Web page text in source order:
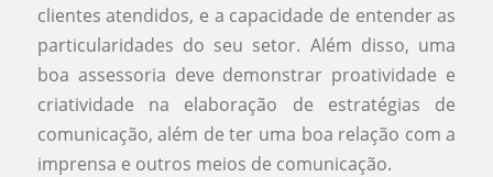
clientes atendidos, e a capacidade de entender as
particularidades do seu setor. Além disso, uma
boa assessoria deve demonstrar proatividade e
criatividade na elaboração de estratégias de
comunicação, além de ter uma boa relação com a
imprensa e outros meios de comunicação.